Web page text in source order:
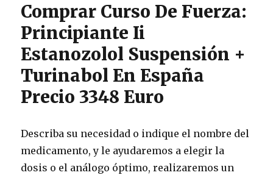
Comprar Curso De Fuerza:
Principiante Ii
Estanozolol Suspensión +
Turinabol En España
Precio 3348 Euro
Describa su necesidad o indique el nombre del
medicamento, y le ayudaremos a elegir la
dosis o el análogo óptimo, realizaremos un